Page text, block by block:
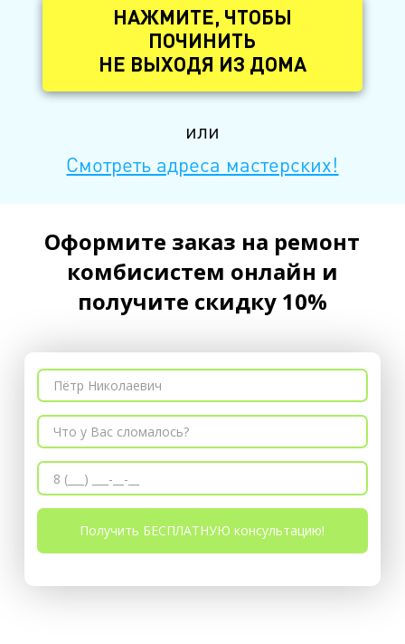
НАЖМИТЕ, ЧТОБЫ
ПОЧИНИТЬ
НЕ ВЫХОДЯ ИЗ ДОМА
или
Смотреть адреса мастерских!
Оформите заказ на ремонт
комбисистем онлайн и
получите скидку 10%